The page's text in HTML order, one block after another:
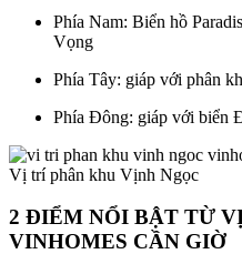
Phía Nam: Biển hồ
Vọng
Phía Tây: giáp với phân
Phía Đông: giáp với biển
Vị trí phân khu Vịnh Ngọc
2 ĐIỂM NỔI BẬT TỪ
VINHOMES CẦN GIỜ